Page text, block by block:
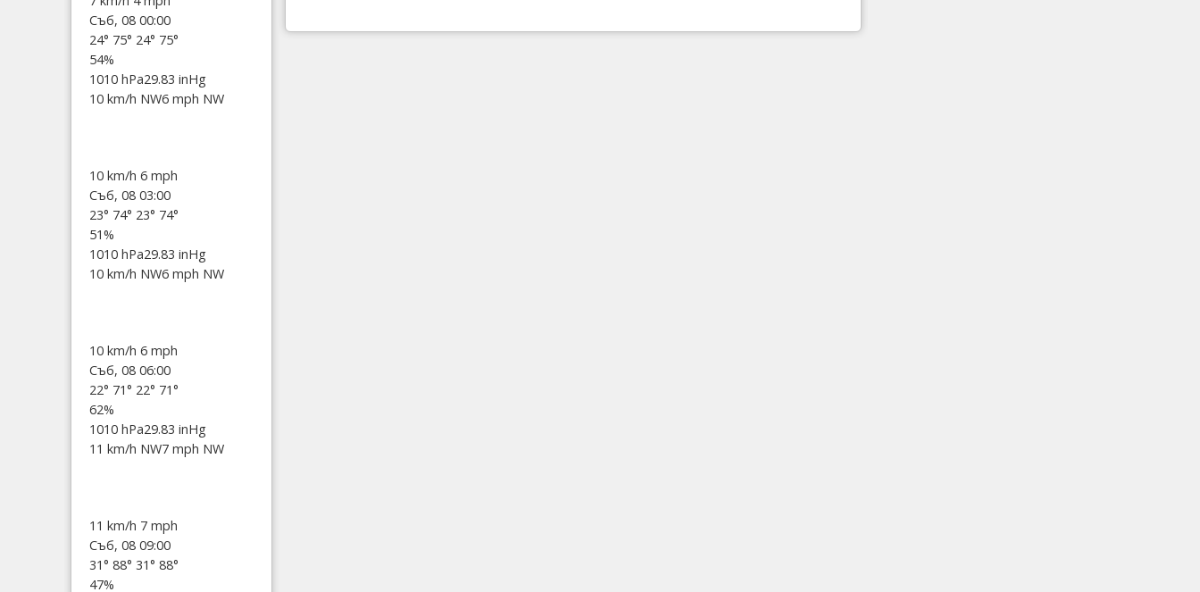
Съб, 08 00:00
24° 75° 24° 75°
54%
1010 hPa29.83 inHg
10 km/h NW6 mph NW
10 km/h 6 mph
Съб, 08 03:00
23° 74° 23° 74°
51%
1010 hPa29.83 inHg
10 km/h NW6 mph NW
10 km/h 6 mph
Съб, 08 06:00
22° 71° 22° 71°
62%
1010 hPa29.83 inHg
11 km/h NW7 mph NW
11 km/h 7 mph
Съб, 08 09:00
31° 88° 31° 88°
47%